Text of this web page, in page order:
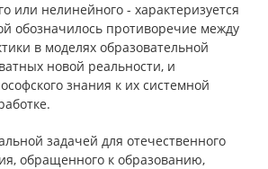
или нелинейного - характеризуется
обозначилось противоречие между
в моделях образовательной
новой реальности, и
знания к их системной
задачей для отечественного
обращенного к образованию,